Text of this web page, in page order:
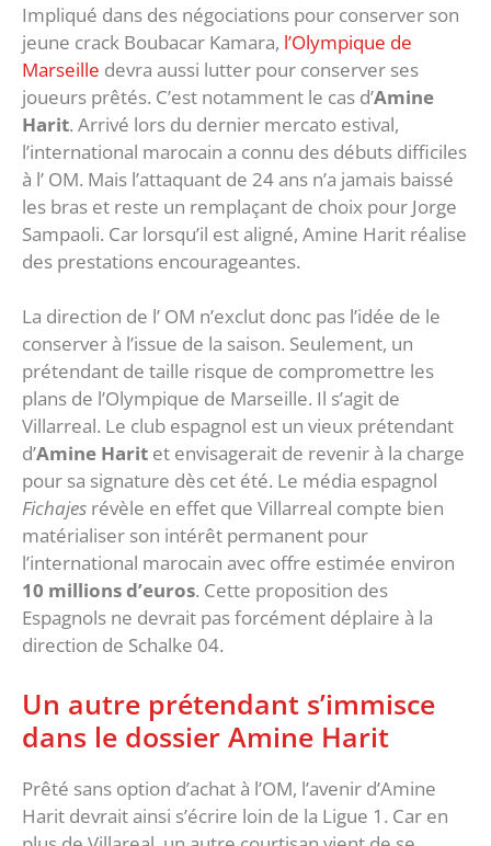
Impliqué dans des négociations pour conserver son
jeune crack Boubacar Kamara, l’Olympique de
Marseille devra aussi lutter pour conserver ses
joueurs prêtés. C’est notamment le cas d’Amine
Harit. Arrivé lors du dernier mercato estival,
l’international marocain a connu des débuts difficiles
à l’ OM. Mais l’attaquant de 24 ans n’a jamais baissé
les bras et reste un remplaçant de choix pour Jorge
Sampaoli. Car lorsqu’il est aligné, Amine Harit réalise
des prestations encourageantes.
La direction de l’ OM n’exclut donc pas l’idée de le
conserver à l’issue de la saison. Seulement, un
prétendant de taille risque de compromettre les
plans de l’Olympique de Marseille. Il s’agit de
Villarreal. Le club espagnol est un vieux prétendant
d’Amine Harit et envisagerait de revenir à la charge
pour sa signature dès cet été. Le média espagnol
Fichajes révèle en effet que Villarreal compte bien
matérialiser son intérêt permanent pour
l’international marocain avec offre estimée environ
10 millions d’euros. Cette proposition des
Espagnols ne devrait pas forcément déplaire à la
direction de Schalke 04.
Un autre prétendant s’immisce
dans le dossier Amine Harit
Prêté sans option d’achat à l’OM, l’avenir d’Amine
Harit devrait ainsi s’écrire loin de la Ligue 1. Car en